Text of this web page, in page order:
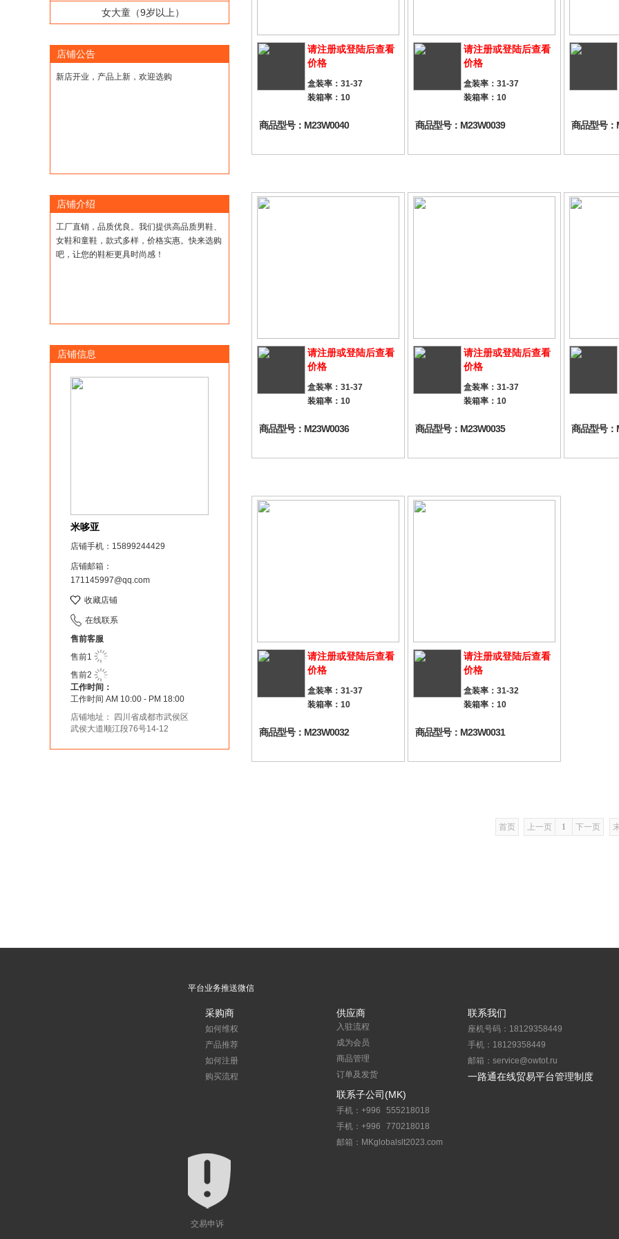
女大童（9岁以上）
店铺公告
新店开业，产品上新，欢迎选购
店铺介绍
工厂直销，品质优良。我们提供高品质男鞋、
女鞋和童鞋，款式多样，价格实惠。快来选购
吧，让您的鞋柜更具时尚感！
店铺信息
米哆亚
店铺手机：15899244429
店铺邮箱：
171145997@qq.com
收藏店铺
在线联系
售前客服
售前1
售前2
工作时间：
工作时间 AM 10:00 - PM 18:00
店铺地址： 四川省成都市武侯区
武侯大道顺江段76号14-12
请注册或登陆后查看
价格
盒装率：31-37
装箱率：10
商品型号：M23W0040
请注册或登陆后查看
价格
盒装率：31-37
装箱率：10
商品型号：M23W0039 商品型号：
请注册或登陆后查看
价格
盒装率：31-37
装箱率：10
商品型号：M23W0036
请注册或登陆后查看
价格
盒装率：31-37
装箱率：10
商品型号：M23W0035 商品型号：
请注册或登陆后查看
价格
盒装率：31-37
装箱率：10
商品型号：M23W0032
请注册或登陆后查看
价格
盒装率：31-32
装箱率：10
商品型号：M23W0031
首页 上一页 1 下一页
平台业务推送微信
采购商
如何维权
产品推荐
如何注册
购买流程
供应商
入驻流程
成为会员
商品管理
订单及发货
联系我们
座机号码：18129358449
手机：18129358449
邮箱：service@owtot.ru
一路通在线贸易平台管理制度
联系子公司(MK)
手机：+996 555218018
手机：+996 770218018
邮箱：MKglobalslt2023.com
交易申诉